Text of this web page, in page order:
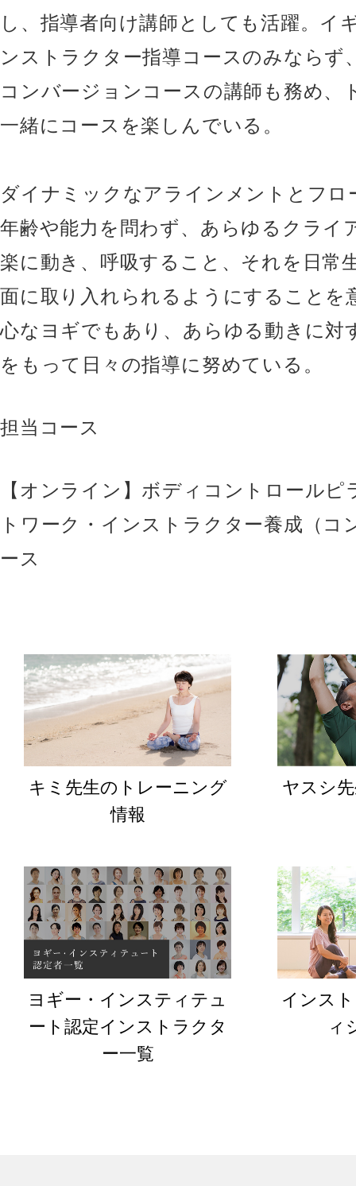
し、指導者向け講師としても活躍。イ
ンストラクター指導コースのみならず
コンバージョンコースの講師も務め、
一緒にコースを楽しんでいる。
ダイナミックなアラインメントとフロ
年齢や能力を問わず、あらゆるクライ
楽に動き、呼吸すること、それを日常
面に取り入れられるようにすることを
心なヨギでもあり、あらゆる動きに対
をもって日々の指導に努めている。
担当コース
【オンライン】ボディコントロールピ
トワーク・インストラクター養成（コ
ース
キミ先生のトレーニング
情報
ヤスシ
ヨギー・インスティテュ
ート認定インストラクタ
ー一覧
インス
ィ